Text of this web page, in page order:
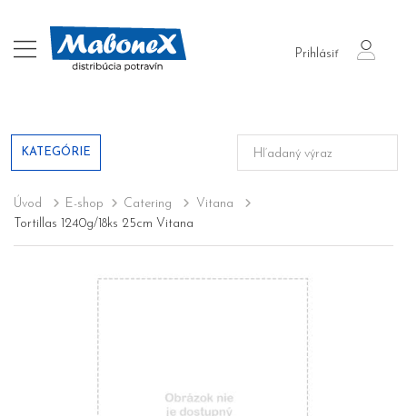
Prihlásiť
login
KATEGÓRIE
Úvod E-shop Catering
Vitana
Tortillas 1240g/18ks 25cm Vitana